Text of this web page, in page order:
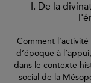
I. De la
Comment
d’époque à
dans le contexte
social de la